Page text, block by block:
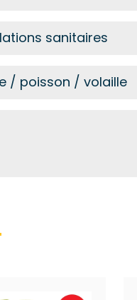
sanitaires
/ poisson / volaille